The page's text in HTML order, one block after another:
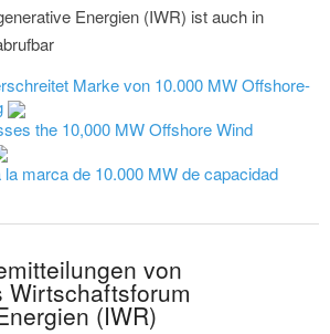
Energien (IWR) ist auch in
Marke von 10.000 MW Offshore-
the 10,000 MW Offshore Wind
marca de 10.000 MW de capacidad
von
Wirtschaftsforum
(IWR)